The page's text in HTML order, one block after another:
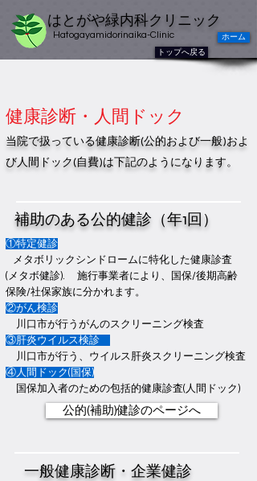
はとがや緑内科クリニック
Hatogayamidorinaika-Clinic
トップへ戻る
ホーム
健康診断・人間ドック
当院で扱っている健康診断(公的および一般)およ
び人間ドック(自費)は下記のようになります。
補助のある公的健診（年1回）
①特定健診
メタボリックシンドロームに特化した健康診査
(メタボ健診). 施行事業者により、国保/後期高齢
保険/社保家族に分かれます。
②がん検診
川口市が行うがんのスクリーニング検査
③肝炎ウイルス検診
川口市が行う、ウイルス肝炎スクリーニング検査
④人間ドック(国保)
国保加入者のための包括的健康診査(人間ドック)
公的(補助)健診のページへ
一般健康診断・企業健診